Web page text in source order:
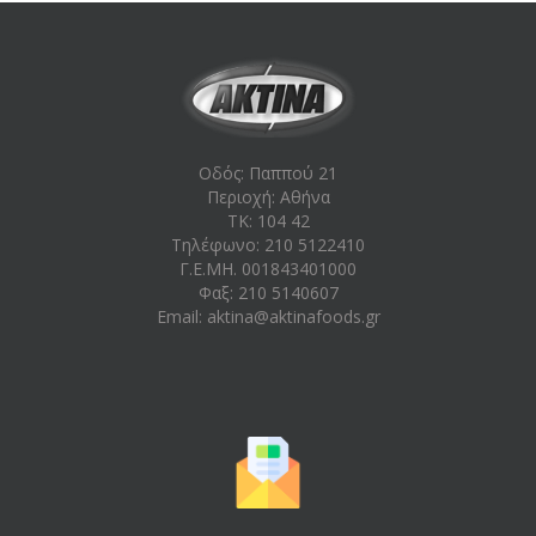
Οδός: Παππού 21
Περιοχή: Aθήνα
ΤΚ: 104 42
Τηλέφωνο: 210 5122410
Γ.Ε.ΜΗ. 001843401000
Φαξ: 210 5140607
Email: aktina@aktinafoods.gr